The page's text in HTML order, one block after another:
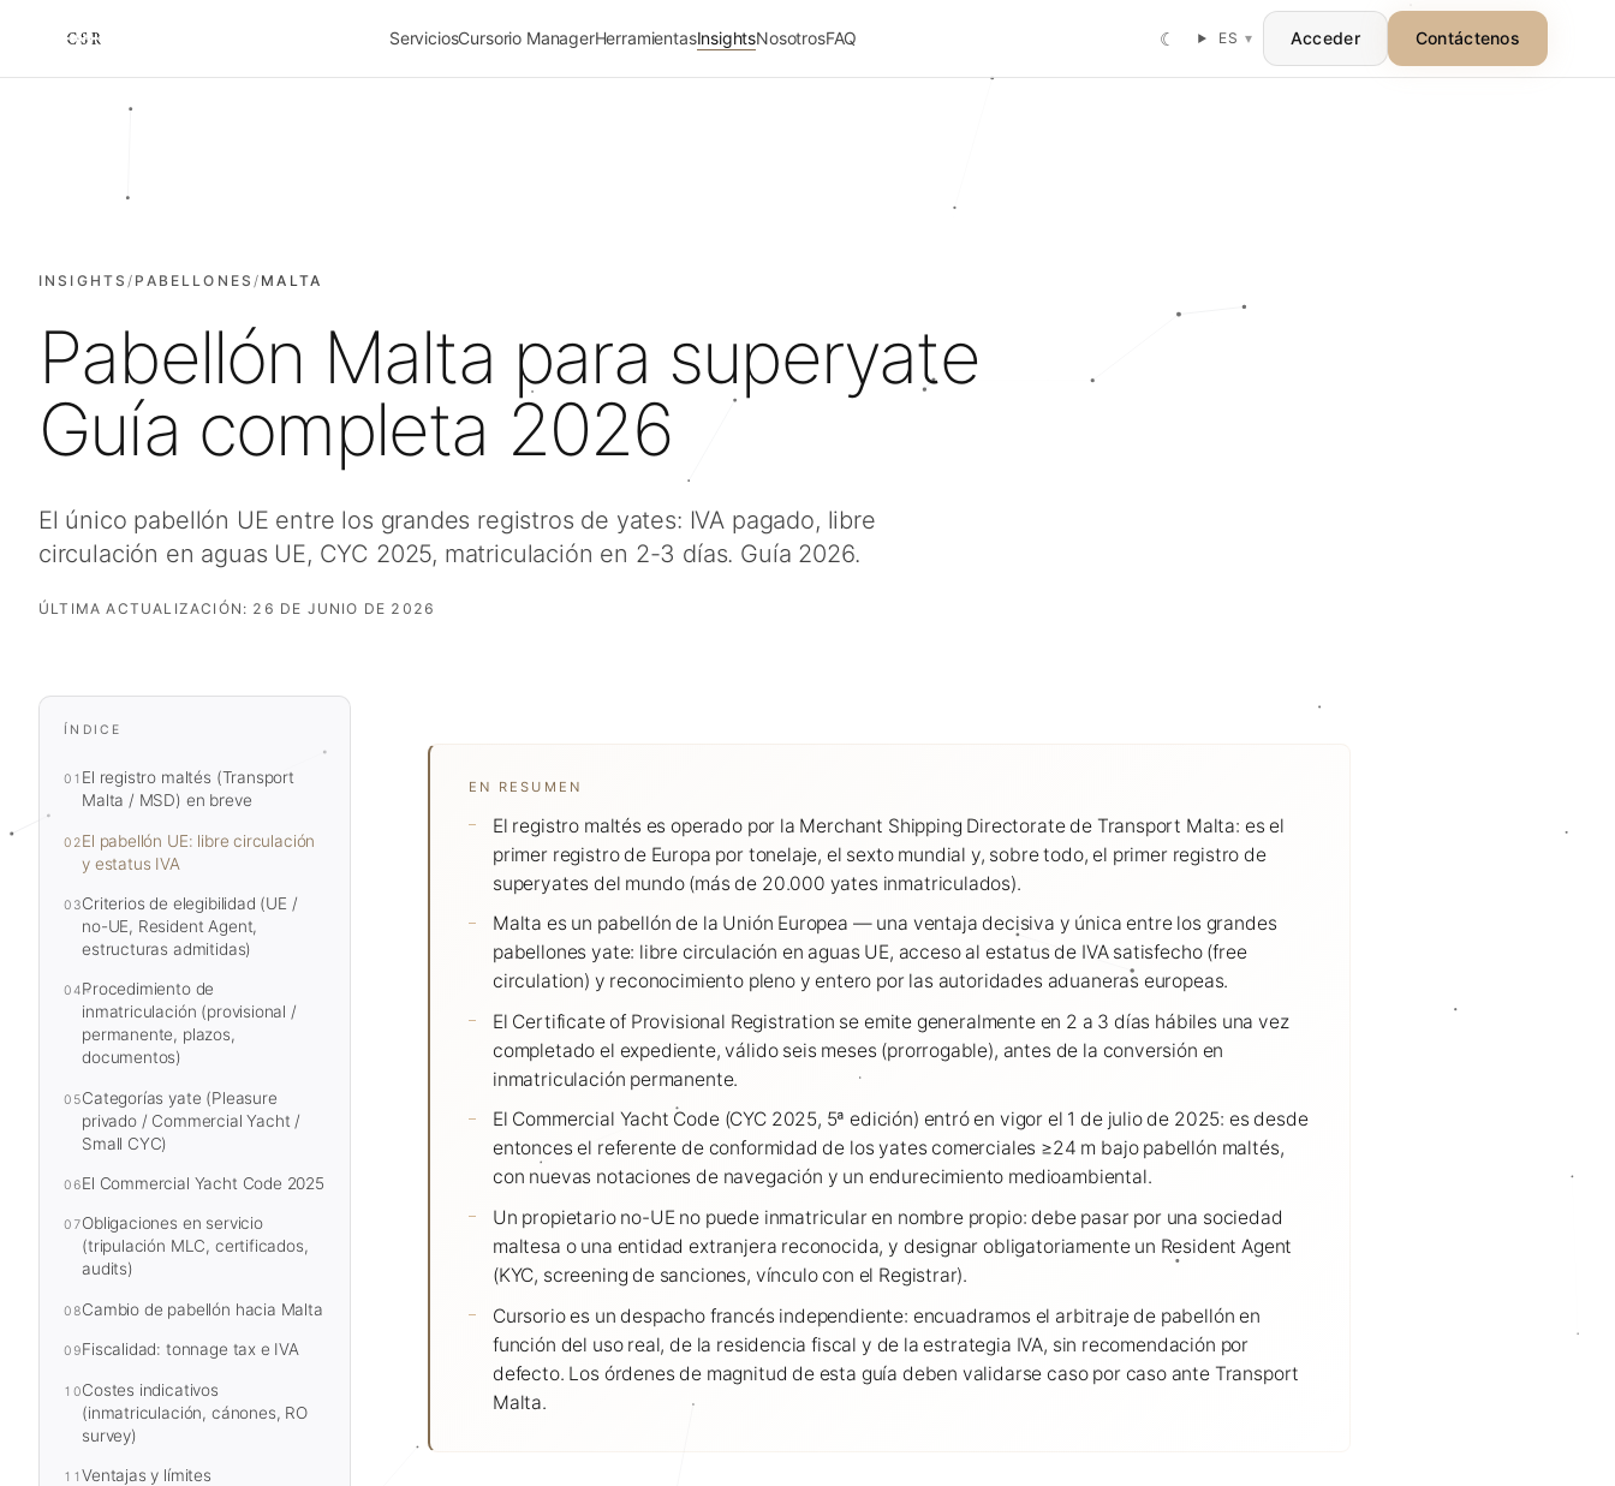
Cursorio
ServiciosCursorio ManagerHerramientasInsightsNosotrosFAQ ☾ ES ▾ Acceder Contáctenos
INSIGHTS/ PABELLONES/ MALTA
Pabellón Malta para superyate
Guía completa 2026
El único pabellón UE entre los grandes registros de yates: IVA pagado, libre
circulación en aguas UE, CYC 2025, matriculación en 2-3 días. Guía 2026.
ÚLTIMA ACTUALIZACIÓN: 26 DE JUNIO DE 2026
ÍNDICE
01 El registro maltés (Transport
Malta / MSD) en breve
02El pabellón UE: libre circulación
y estatus IVA
03Criterios de elegibilidad (UE /
no-UE, Resident Agent,
estructuras admitidas)
04Procedimiento de
inmatriculación (provisional /
permanente, plazos,
documentos)
05Categorías yate (Pleasure
privado / Commercial Yacht /
Small CYC)
06El Commercial Yacht Code 2025
07Obligaciones en servicio
(tripulación MLC, certificados,
audits)
08Cambio de pabellón hacia Malta
09Fiscalidad: tonnage tax e IVA
10Costes indicativos
(inmatriculación, cánones, RO
survey)
11Ventajas y límites
EN RESUMEN
El registro maltés es operado por la Merchant Shipping Directorate de Transport Malta: es el
primer registro de Europa por tonelaje, el sexto mundial y, sobre todo, el primer registro de
superyates del mundo (más de 20.000 yates inmatriculados).
Malta es un pabellón de la Unión Europea — una ventaja decisiva y única entre los grandes
pabellones yate: libre circulación en aguas UE, acceso al estatus de IVA satisfecho (free
circulation) y reconocimiento pleno y entero por las autoridades aduaneras europeas.
El Certificate of Provisional Registration se emite generalmente en 2 a 3 días hábiles una vez
completado el expediente, válido seis meses (prorrogable), antes de la conversión en
inmatriculación permanente.
El Commercial Yacht Code (CYC 2025, 5ª edición) entró en vigor el 1 de julio de 2025: es desde
entonces el referente de conformidad de los yates comerciales ≥24 m bajo pabellón maltés,
con nuevas notaciones de navegación y un endurecimiento medioambiental.
Un propietario no-UE no puede inmatricular en nombre propio: debe pasar por una sociedad
maltesa o una entidad extranjera reconocida, y designar obligatoriamente un Resident Agent
(KYC, screening de sanciones, vínculo con el Registrar).
Cursorio es un despacho francés independiente: encuadramos el arbitraje de pabellón en
función del uso real, de la residencia fiscal y de la estrategia IVA, sin recomendación por
defecto. Los órdenes de magnitud de esta guía deben validarse caso por caso ante Transport
Malta.